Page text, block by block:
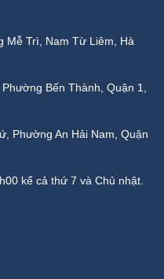
Mễ Trì, Nam Từ Liêm, Hà
Bến Thành, Quận 1,
Phường An Hải Nam, Quận
kể cả thứ 7 và Chủ nhật.